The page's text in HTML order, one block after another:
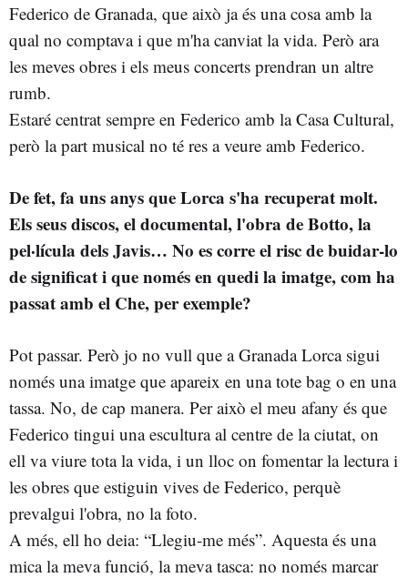
Federico de Granada, que això ja és una cosa amb la
qual no comptava i que m'ha canviat la vida. Però ara
les meves obres i els meus concerts prendran un altre
rumb.
Estaré centrat sempre en Federico amb la Casa Cultural,
però la part musical no té res a veure amb Federico.
De fet, fa uns anys que Lorca s'ha recuperat molt.
Els seus discos, el documental, l'obra de Botto, la
pel·lícula dels Javis… No es corre el risc de buidar-lo
de significat i que només en quedi la imatge, com ha
passat amb el Che, per exemple?
Pot passar. Però jo no vull que a Granada Lorca sigui
només una imatge que apareix en una tote bag o en una
tassa. No, de cap manera. Per això el meu afany és que
Federico tingui una escultura al centre de la ciutat, on
ell va viure tota la vida, i un lloc on fomentar la lectura i
les obres que estiguin vives de Federico, perquè
prevalgui l'obra, no la foto.
A més, ell ho deia: “Llegiu-me més”. Aquesta és una
mica la meva funció, la meva tasca: no només marcar